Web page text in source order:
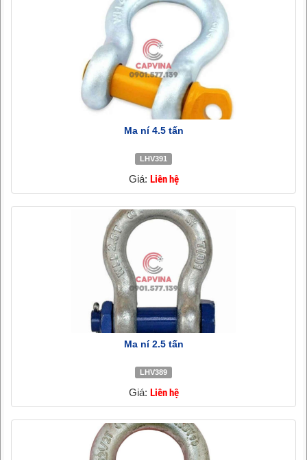
Ma ní 4.5 tấn
LHV391
Giá: Liên hệ
Ma ní 2.5 tấn
LHV389
Giá: Liên hệ